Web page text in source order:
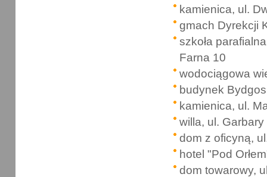
kamienica, ul.
gmach Dyrekcji
szkoła
Farna 10
wodociągowa
budynek
kamienica, ul.
willa, ul. Garbary
dom z oficyną,
hotel "Pod
dom towarowy,